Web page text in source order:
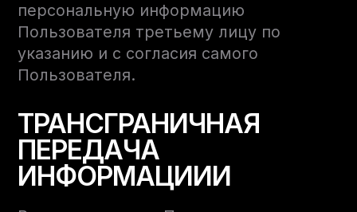
персональную информацию
Пользователя третьему лицу по
указанию и с согласия самого
Пользователя.
ТРАНСГРАНИЧНАЯ
ПЕРЕДАЧА
ИНФОРМАЦИИИ